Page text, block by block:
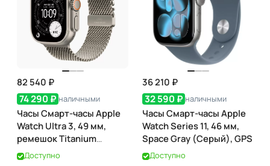
82 540 ₽
74 290 ₽ наличными
Часы Смарт-часы Apple
Watch Ultra 3, 49 мм,
ремешок Titanium
Milanese Loop,
Натуральный титан /
Доступно
36 210 ₽
32 590 ₽ наличными
Часы Смарт-часы Apple
Watch Series 11, 46 мм,
Space Gray (Серый), GPS
Доступно